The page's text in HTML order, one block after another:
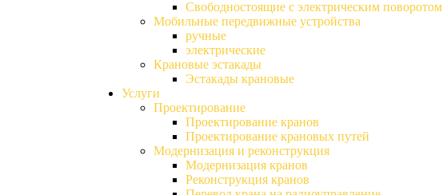
Свободностоящие с электрическим поворотом
Мобильные передвижные устройства
ручные
электрические
Крановые эстакады
Эстакады крановые
Услуги
Проектирование
Проектирование кранов
Проектирование крановых путей
Модернизация и реконструкция
Модернизация кранов
Реконструкция кранов